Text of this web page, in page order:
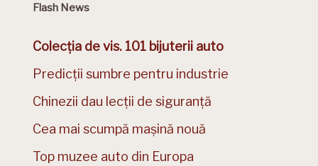
Flash News
Colecția de vis. 101 bijuterii auto
Predicții sumbre pentru industrie
Chinezii dau lecții de siguranță
Cea mai scumpă mașină nouă
Top muzee auto din Europa